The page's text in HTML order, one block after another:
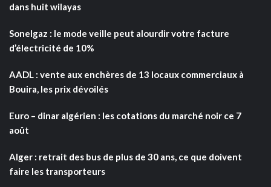
dans huit wilayas
Sonelgaz : le mode veille peut alourdir votre facture
d’électricité de 10%
AADL : vente aux enchères de 13 locaux commerciaux à
Bouira, les prix dévoilés
Euro – dinar algérien : les cotations du marché noir ce 7
août
Alger : retrait des bus de plus de 30 ans, ce que doivent
faire les transporteurs